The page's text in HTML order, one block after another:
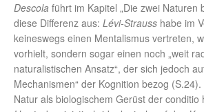
Descola führt im Kapitel „Die zwei Naturen
diese Differenz aus: Lévi-Strauss habe im
keineswegs einen Mentalismus vertreten,
vorhielt, sondern sogar einen noch „weit
naturalistischen Ansatz“, der sich jedoch
Mechanismen“ der Kognition bezog
Natur als biologischem Gerüst der conditio